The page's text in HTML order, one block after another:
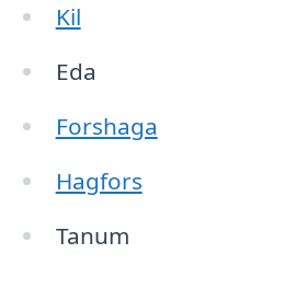
Kil
Eda
Forshaga
Hagfors
Tanum